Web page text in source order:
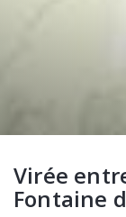
Virée
Fontaine